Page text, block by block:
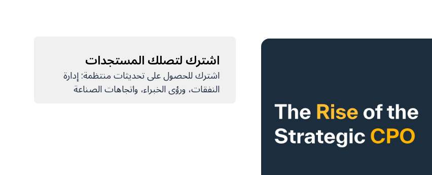
اشترك لتصلك المستجدات
اشترك للحصول على تحديثات منتظمة: إدارة
النفقات، ورؤى الخبراء، واتجاهات الصناعة